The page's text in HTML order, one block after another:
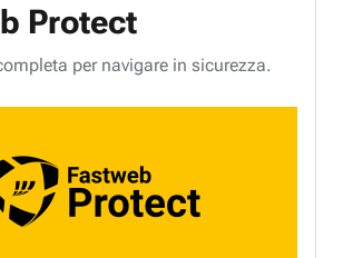
Protect
per navigare in sicurezza.